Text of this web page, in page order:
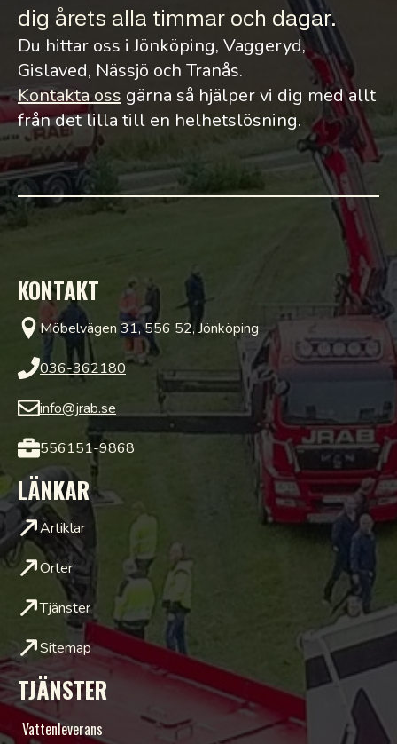
dig årets alla timmar och dagar.
Du hittar oss i Jönköping, Vaggeryd,
Gislaved, Nässjö och Tranås.
Kontakta oss gärna så hjälper vi dig med allt
från det lilla till en helhetslösning.
KONTAKT
Möbelvägen 31, 556 52, Jönköping
036-362180
info@jrab.se
556151-9868
LÄNKAR
Artiklar
Orter
Tjänster
Sitemap
TJÄNSTER
Vattenleverans